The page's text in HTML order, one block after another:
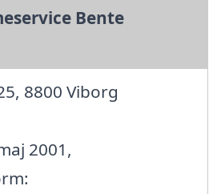
Bente
8800 Viborg
2001,